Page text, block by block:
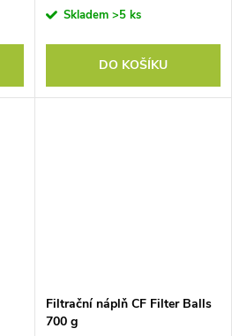
Skladem >5 ks
DO KOŠÍKU
Filtrační náplň CF Filter Balls
700 g